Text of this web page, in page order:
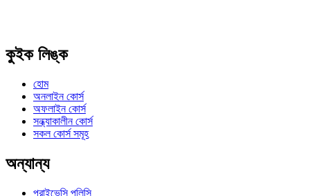
কুইক লিঙ্ক
হোম
অনলাইন কোর্স
অফলাইন কোর্স
সন্ধ্যাকালীন কোর্স
সকল কোর্স সমূহ
অন্যান্য
প্রাইভেসি পলিসি